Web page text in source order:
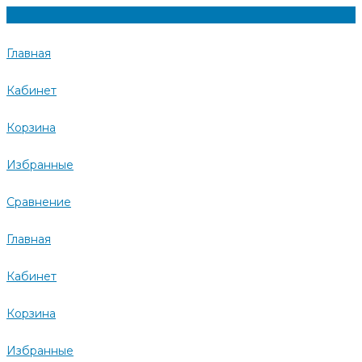
Главная
Кабинет
Корзина
Избранные
Сравнение
Главная
Кабинет
Корзина
Избранные